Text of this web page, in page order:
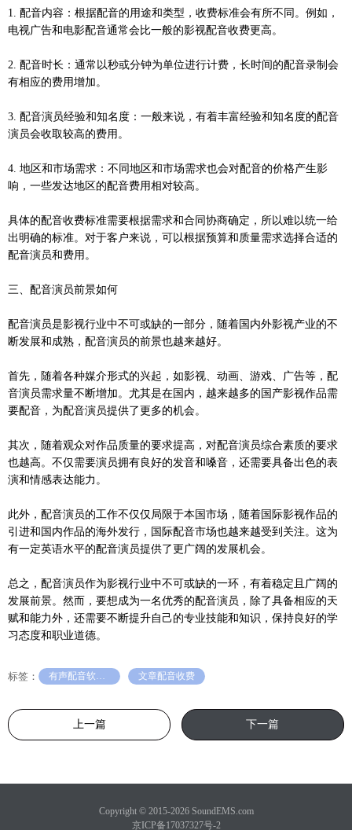
1. 配音内容：根据配音的用途和类型，收费标准会有所不同。例如，
电视广告和电影配音通常会比一般的影视配音收费更高。
2. 配音时长：通常以秒或分钟为单位进行计费，长时间的配音录制会
有相应的费用增加。
3. 配音演员经验和知名度：一般来说，有着丰富经验和知名度的配音
演员会收取较高的费用。
4. 地区和市场需求：不同地区和市场需求也会对配音的价格产生影
响，一些发达地区的配音费用相对较高。
具体的配音收费标准需要根据需求和合同协商确定，所以难以统一给
出明确的标准。对于客户来说，可以根据预算和质量需求选择合适的
配音演员和费用。
三、配音演员前景如何
配音演员是影视行业中不可或缺的一部分，随着国内外影视产业的不
断发展和成熟，配音演员的前景也越来越好。
首先，随着各种媒介形式的兴起，如影视、动画、游戏、广告等，配
音演员需求量不断增加。尤其是在国内，越来越多的国产影视作品需
要配音，为配音演员提供了更多的机会。
其次，随着观众对作品质量的要求提高，对配音演员综合素质的要求
也越高。不仅需要演员拥有良好的发音和嗓音，还需要具备出色的表
演和情感表达能力。
此外，配音演员的工作不仅仅局限于本国市场，随着国际影视作品的
引进和国内作品的海外发行，国际配音市场也越来越受到关注。这为
有一定英语水平的配音演员提供了更广阔的发展机会。
总之，配音演员作为影视行业中不可或缺的一环，有着稳定且广阔的
发展前景。然而，要想成为一名优秀的配音演员，除了具备相应的天
赋和能力外，还需要不断提升自己的专业技能和知识，保持良好的学
习态度和职业道德。
标签： 有声配音软件推荐 文章配音收费
上一篇 下一篇
Copyright © 2015-2026 SoundEMS.com
京ICP备17037327号-2